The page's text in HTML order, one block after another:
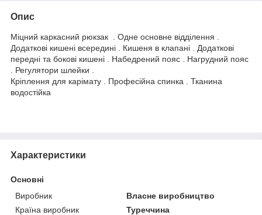
Опис
Міцний каркасний рюкзак . Одне основне відділення .
Додаткові кишені всередині . Кишеня в клапані . Додаткові
передні та бокові кишені . Набедрений пояс . Нагрудний пояс
. Регулятори шлейки .
Кріплення для карімату . Професійна спинка . Тканина
водостійка
Характеристики
Основні
Виробник
Власне виробництво
Країна виробник
Туреччина